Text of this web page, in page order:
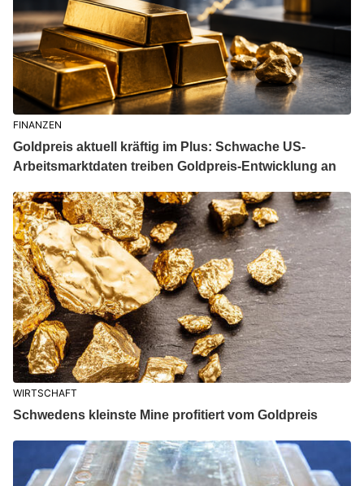
FINANZEN
Goldpreis aktuell kräftig im Plus: Schwache US-
Arbeitsmarktdaten treiben Goldpreis-Entwicklung an
WIRTSCHAFT
Schwedens kleinste Mine profitiert vom Goldpreis